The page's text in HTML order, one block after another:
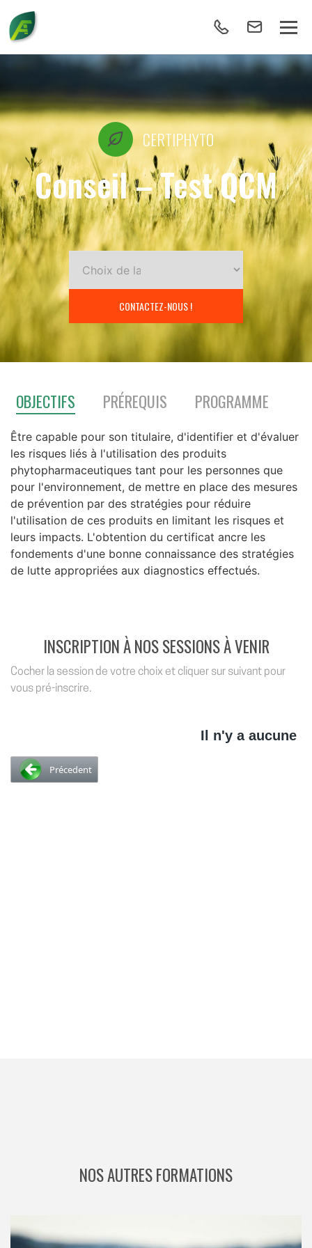
CERTIPHYTO
Conseil – Test QCM
CONTACTEZ-NOUS !
OBJECTIFS PRÉREQUIS PROGRAMME
Être capable pour son titulaire, d'identifier et d'évaluer
les risques liés à l'utilisation des produits
phytopharmaceutiques tant pour les personnes que
pour l'environnement, de mettre en place des mesures
de prévention par des stratégies pour réduire
l'utilisation de ces produits en limitant les risques et
leurs impacts. L'obtention du certificat ancre les
fondements d'une bonne connaissance des stratégies
de lutte appropriées aux diagnostics effectués.
INSCRIPTION À NOS SESSIONS À VENIR
Cocher la session de votre choix et cliquer sur suivant pour
vous pré-inscrire.
NOS AUTRES FORMATIONS